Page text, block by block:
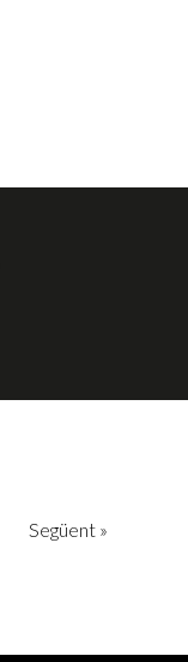
Següent »